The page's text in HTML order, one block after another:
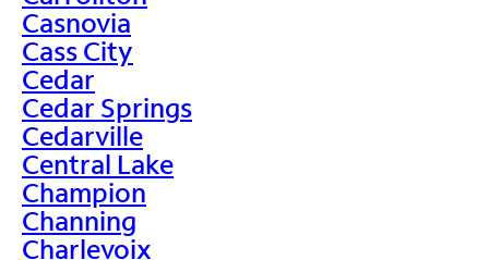
Casnovia
Cass City
Cedar
Cedar Springs
Cedarville
Central Lake
Champion
Channing
Charlevoix